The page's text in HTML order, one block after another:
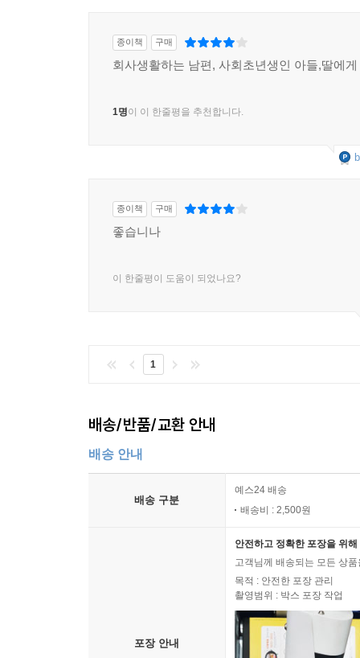
34 돈과 시간
〔출근길의 철학〕 너무 좋은 기회가 동시에 왔다
8부 : 참아야 하는가, 맞서야 하는가?
37 불운과 행운
〔출근길의 철학〕 왜 하필 내가 십자가를 져야 하
38 소통과 불통
〔출근길의 철학〕 상사와 왜 이렇게 대화가 안 통
〔퇴근길의 명상〕 먼저 창끝을 나란히 하라
〔출근길의 철학〕 나를 함정에 빠뜨린 자에게 복
〔퇴근길의 명상〕 상대를 용서하고 스스로에게
〔출근길의 철학〕 탈출구 없는 중년의 해직자는
〔퇴근길의 명상〕 모든 끝은 또 하나의 새로운 시
종이책 구매
회사생활하는 남편, 사회초년생인 아들,딸에게
1명이 이 한줄평을 추천합니다.
종이책 구매
좋습니나
이 한줄평이 도움이 되었나요?
1
배송/반품/교환 안내
배송 안내
배송 구분
예스24 배송
배송비 : 2,500원
포장 안내
안전하고 정확한 포장을 위
고객님께 배송되는 모든 상
목적 : 안전한 포장 관리
촬영범위 : 박스 포장 작업